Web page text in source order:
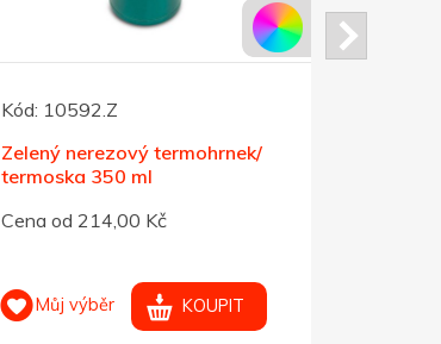
Kód: 10592.Z
Zelený nerezový termohrnek/
termoska 350 ml
Cena od 214,00 Kč
Můj výběr KOUPIT